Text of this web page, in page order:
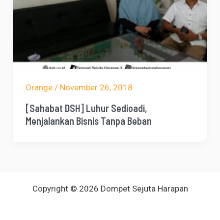
Orange/ November 26, 2018
[Sahabat DSH] Luhur Sedioadi,
Menjalankan Bisnis Tanpa Beban
Copyright © 2026 Dompet Sejuta Harapan